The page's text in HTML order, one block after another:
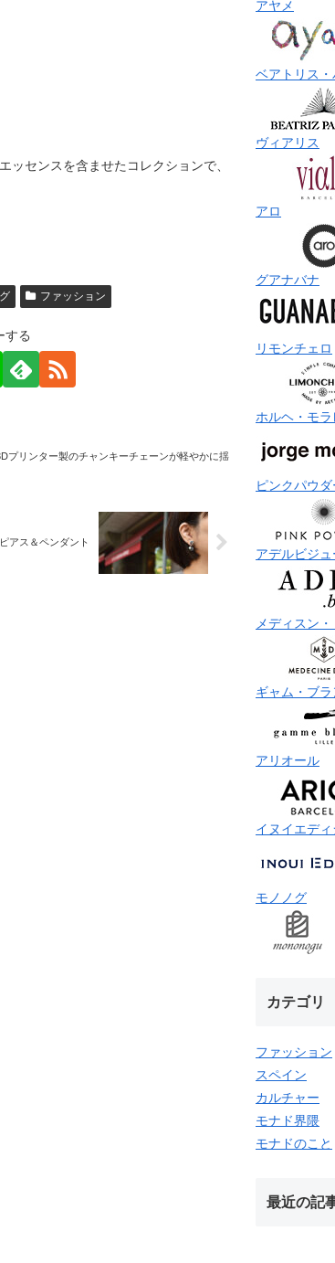
ッセンスを含ませたコレクションで、
ファッション
する
プリンター製のチャンキーチェーンが軽やかに揺
アス＆ペンダント
アヤメ
ベアトリス・
ヴィアリス
アロ
グアナバナ
リモンチェロ
ホルヘ・モラ
ピンクパウダ
アデルビジュ
メディスン
ギャム・ブラ
アリオール
イヌイエデ
モノノグ
カテゴリ
ファッション
スペイン
カルチャー
モナド界隈
モナドのこと
最近の記